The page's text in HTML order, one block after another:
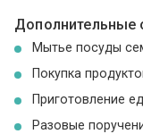
Дополнительные
Мытье посуды
Покупка
Приготовление
Разовые